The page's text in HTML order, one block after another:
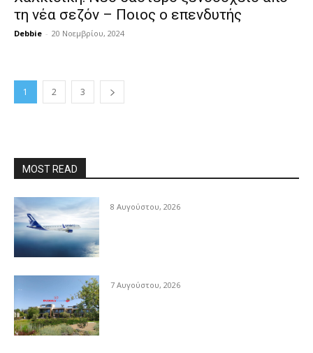
τη νέα σεζόν – Ποιος ο επενδυτής
Debbie - 20 Νοεμβρίου, 2024
1 2 3
MOST READ
8 Αυγούστου, 2026
7 Αυγούστου, 2026